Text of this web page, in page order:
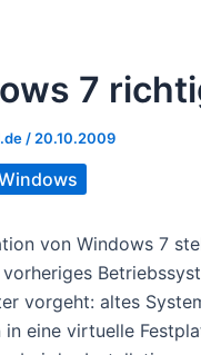
7
/ 20.10.2009
von Windows 7
vorgeht: altes
in eine virtuelle